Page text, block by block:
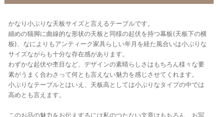
かなり小ぶりな天板サイズと言えるテーブルです。
細めの猫脚に曲線的な形状の天板と同様の起伏を持つ幕板(天板下の横
板)、なによりもアンティーク家具らしい年月を経た風合いは小ぶりな
サイズながらも十分な存在感があります。
わずかな起伏や杢目など、デザインの素晴らしさはもちろん様々な要
素がうまく合わさって何とも言えない魅力を感じさせてくれます。
小ぶりなテーブルとはいえ、天板高としては小ぶりなタイプの中では
高めとも言えます。
このお品の魅力をお伝えするには私のつたない文章はもちろん、お写